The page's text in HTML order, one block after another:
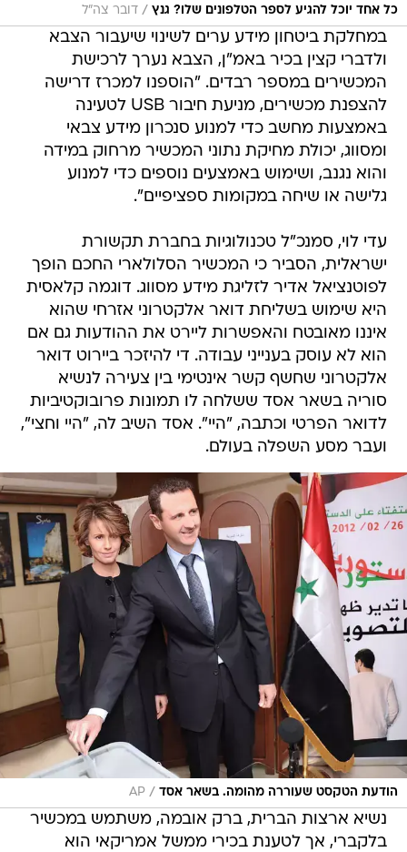
כל אחד יוכל להגיע לספר הטלפונים שלו? גנץ / דובר צה"ל
במחלקת ביטחון מידע ערים לשינוי שיעבור הצבא
ולדברי קצין בכיר באמ"ן, הצבא נערך לרכישת
המכשירים במספר רבדים. "הוספנו למכרז דרישה
להצפנת מכשירים, מניעת חיבור USB לטעינה
באמצעות מחשב כדי למנוע סנכרון מידע צבאי
ומסווג, יכולת מחיקת נתוני המכשיר מרחוק במידה
והוא נגנב, ושימוש באמצעים נוספים כדי למנוע
גלישה או שיחה במקומות ספציפיים".
עדי לוי, סמנכ"ל טכנולוגיות בחברת תקשורת
ישראלית, הסביר כי המכשיר הסלולארי החכם הופך
לפוטנציאל אדיר לזליגת מידע מסווג. דוגמה קלאסית
היא שימוש בשליחת דואר אלקטרוני אזרחי שהוא
איננו מאובטח והאפשרות ליירט את ההודעות גם אם
הוא לא עוסק בענייני עבודה. די להיזכר ביירוט דואר
אלקטרוני שחשף קשר אינטימי בין צעירה לנשיא
סוריה בשאר אסד ששלחה לו תמונות פרובוקטיביות
לדואר הפרטי וכתבה, "היי". אסד השיב לה, "היי וחצי",
ועבר מסע השפלה בעולם.
הודעת הטקסט שעוררה מהומה. בשאר אסד /
AP
נשיא ארצות הברית, ברק אובמה, משתמש במכשיר
בלקברי, אך לטענת בכירי ממשל אמריקאי הוא